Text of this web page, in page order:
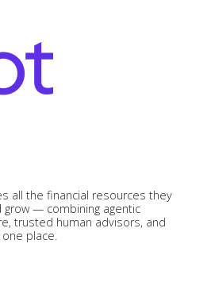
all the financial resources they
— combining agentic
trusted human advisors, and
one place.